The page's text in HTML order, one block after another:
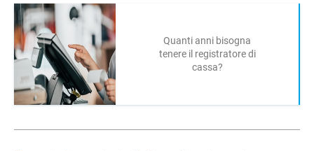
Quanti anni bisogna
tenere il registratore di
cassa?